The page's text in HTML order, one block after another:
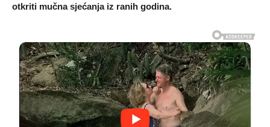
otkriti mučna sjećanja iz ranih godina.